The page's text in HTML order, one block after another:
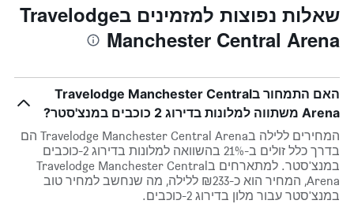
שאלות נפוצות למזמינים בTravelodge
Manchester Central Arena
האם התמחור בTravelodge Manchester Central
Arena משתווה למלונות בדירוג 2 כוכבים במנצ'סטר?
המחירים ללילה בTravelodge Manchester Central Arena הם
בדרך כלל זולים ב-21% בהשוואה למלונות בדירוג 2-כוכבים
במנצ'סטר. למתארחים בTravelodge Manchester Central
Arena, המחיר הוא כ-₪233 ללילה, מה שנחשב למחיר טוב
במנצ'סטר עבור מלון בדירוג 2-כוכבים.